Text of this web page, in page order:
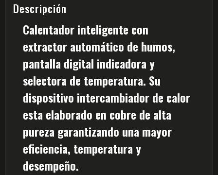
Descripción
Calentador inteligente con
extractor automático de humos,
pantalla digital indicadora y
selectora de temperatura. Su
dispositivo intercambiador de calor
esta elaborado en cobre de alta
pureza garantizando una mayor
eficiencia, temperatura y
desempeño.